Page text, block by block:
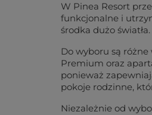
W Pinea Resort
funkcjonalne i
środka dużo
Do wyboru są
Premium oraz
ponieważ
pokoje rodzinne,
Niezależnie od